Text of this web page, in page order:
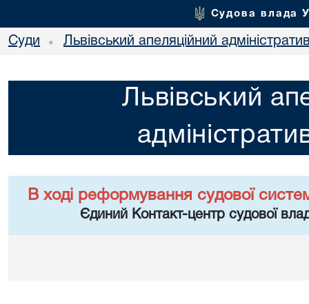
Судова влада
Суди • Львівський апеляційний
Львівський
В ході реформування судової
Єдиний Контакт-центр судової